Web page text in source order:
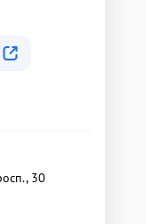
30